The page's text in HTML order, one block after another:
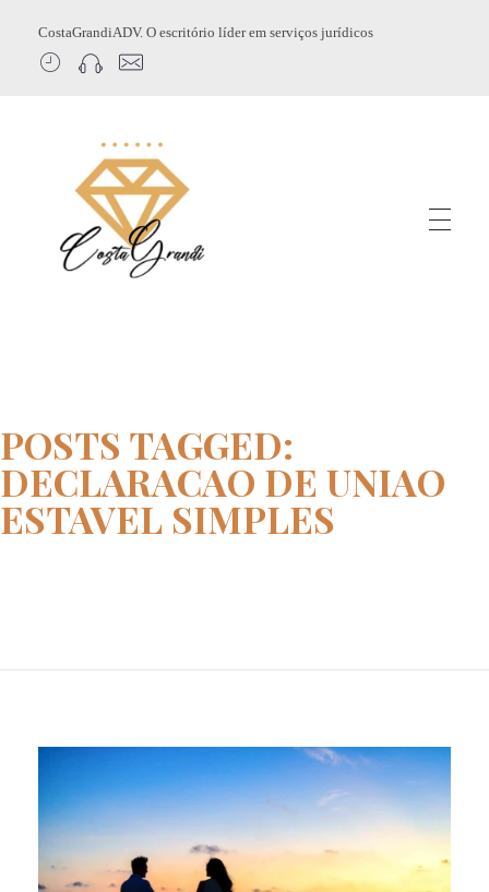
CostaGrandiADV. O escritório líder em serviços jurídicos
POSTS TAGGED:
DECLARACAO DE UNIAO
ESTAVEL SIMPLES